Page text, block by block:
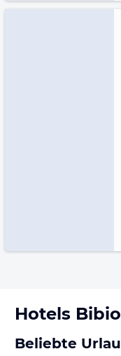
Hotels
Beliebte